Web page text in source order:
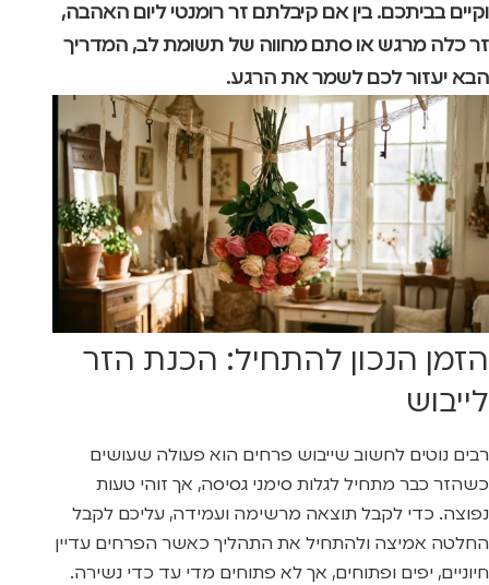
וקיים בביתכם. בין אם קיבלתם זר רומנטי ליום האהבה,
זר כלה מרגש או סתם מחווה של תשומת לב, המדריך
הבא יעזור לכם לשמר את הרגע.
הזמן הנכון להתחיל: הכנת הזר
לייבוש
רבים נוטים לחשוב שייבוש פרחים הוא פעולה שעושים
כשהזר כבר מתחיל לגלות סימני גסיסה, אך זוהי טעות
נפוצה. כדי לקבל תוצאה מרשימה ועמידה, עליכם לקבל
החלטה אמיצה ולהתחיל את התהליך כאשר הפרחים עדיין
חיוניים, יפים ופתוחים, אך לא פתוחים מדי עד כדי נשירה.